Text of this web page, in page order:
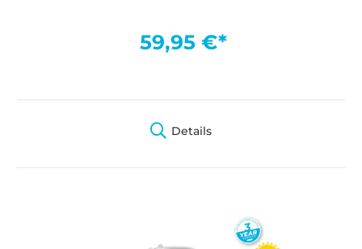
59,95 €*
Details